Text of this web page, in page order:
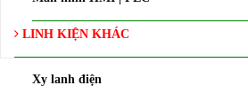
LINH KIỆN KHÁC
Xy lanh điện